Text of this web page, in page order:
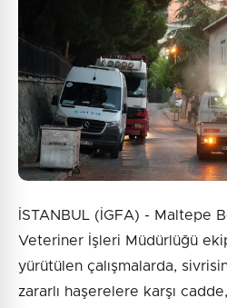
İSTANBUL (İGFA) - Maltepe
Veteriner İşleri Müdürlüğü
yürütülen çalışmalarda,
zararlı haşerelere karşı